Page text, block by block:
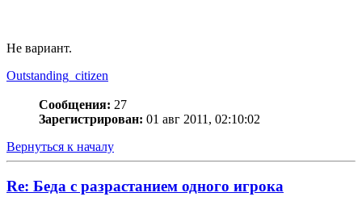
Не вариант.
Outstanding_citizen
Сообщения: 27
Зарегистрирован: 01 авг 2011, 02:10:02
Вернуться к началу
Re: Беда с разрастанием одного игрока